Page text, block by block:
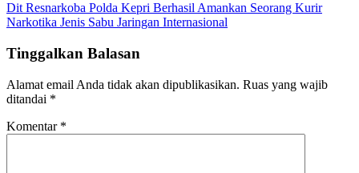
Dit Resnarkoba Polda Kepri Berhasil Amankan Seorang Kurir
Narkotika Jenis Sabu Jaringan Internasional
Tinggalkan Balasan
Alamat email Anda tidak akan dipublikasikan. Ruas yang wajib
ditandai *
Komentar *